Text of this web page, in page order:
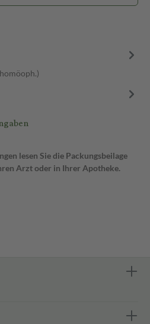
lesen Sie die Packungsbeilage
Arzt oder in Ihrer Apotheke.